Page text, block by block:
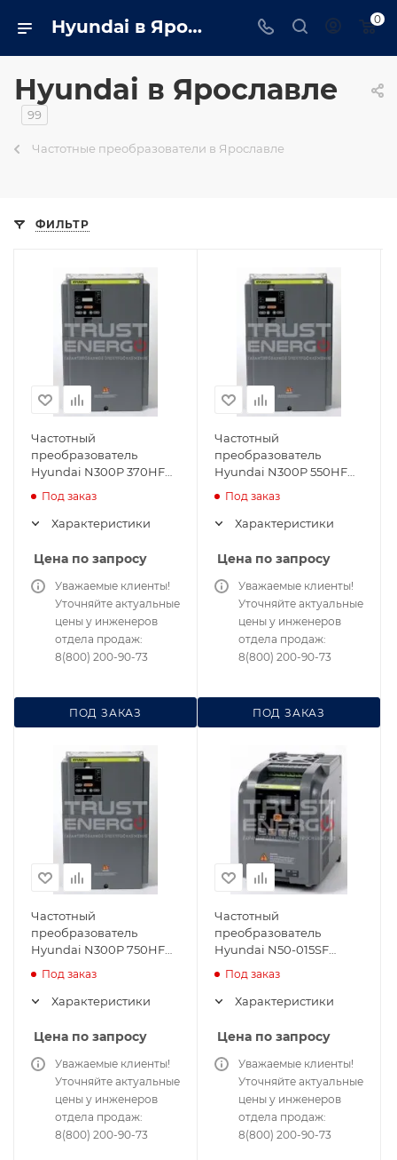
Hyundai в Ярославле - trustenergo.ru 0
Hyundai в Ярославле
99
Частотные преобразователи в Ярославле
ФИЛЬТР
Частотный
преобразователь
Hyundai N300P 370HF
Под заказ
Характеристики
Цена по запросу
ПОД ЗАКАЗ
Уважаемые клиенты!
Уточняйте актуальные
цены у инженеров
отдела продаж:
8(800) 200-90-73
Частотный
преобразователь
Hyundai N300P 550HF
Под заказ
Характеристики
Цена по запросу
ПОД ЗАКАЗ
Уважаемые клиенты!
Уточняйте актуальные
цены у инженеров
отдела продаж:
8(800) 200-90-73
Частотный
преобразователь
Hyundai N300P 750HF
Под заказ
Характеристики
Цена по запросу
Уважаемые клиенты!
Уточняйте актуальные
цены у инженеров
отдела продаж:
8(800) 200-90-73
Частотный
преобразователь
Hyundai N50-015SF
Под заказ
Характеристики
Цена по запросу
Уважаемые клиенты!
Уточняйте актуальные
цены у инженеров
отдела продаж:
8(800) 200-90-73